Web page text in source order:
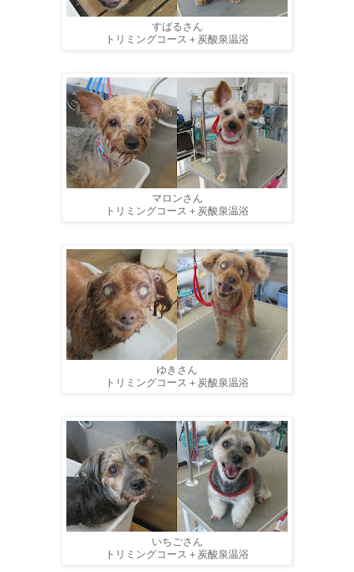
すばるさん
トリミングコース＋炭酸泉温浴
マロンさん
トリミングコース＋炭酸泉温浴
ゆきさん
トリミングコース＋炭酸泉温浴
いちごさん
トリミングコース＋炭酸泉温浴